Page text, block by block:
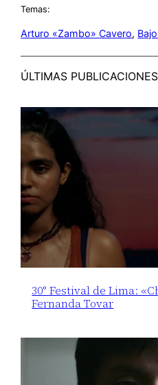
Temas:
Arturo «Zambo» Cavero,
ÚLTIMAS PUBLICACIONES
30° Festival de Lima:
Fernanda Tovar